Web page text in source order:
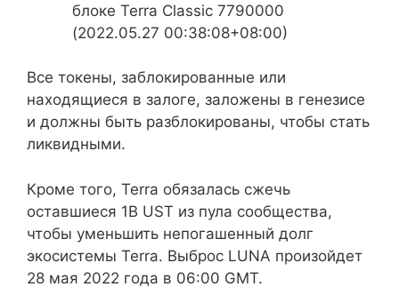
блоке Terra Classic 7790000
(2022.05.27 00:38:08+08:00)
Все токены, заблокированные или
находящиеся в залоге, заложены в генезисе
и должны быть разблокированы, чтобы стать
ликвидными.
Кроме того, Terra обязалась сжечь
оставшиеся 1B UST из пула сообщества,
чтобы уменьшить непогашенный долг
экосистемы Terra. Выброс LUNA произойдет
28 мая 2022 года в 06:00 GMT.